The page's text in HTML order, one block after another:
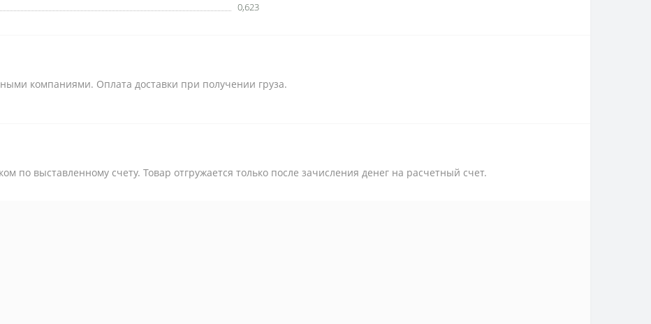
0,623
компаниями. Оплата доставки при получении груза.
по выставленному счету. Товар отгружается только после зачисления денег на расчетный счет.